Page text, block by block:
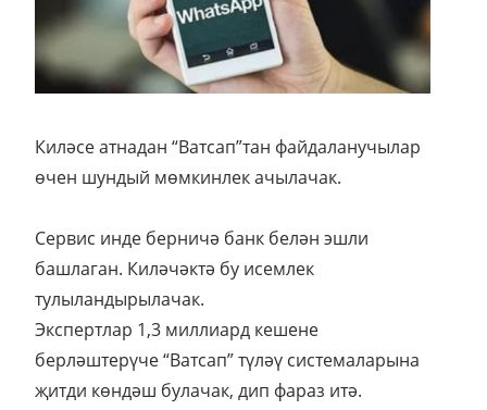
Киләсе атнадан “Ватсап”тан файдаланучылар
өчен шундый мөмкинлек ачылачак.
Сервис инде берничә банк белән эшли
башлаган. Киләчәктә бу исемлек
тулыландырылачак.
Экспертлар 1,3 миллиард кешене
берләштерүче “Ватсап” түләү системаларына
җитди көндәш булачак, дип фараз итә.